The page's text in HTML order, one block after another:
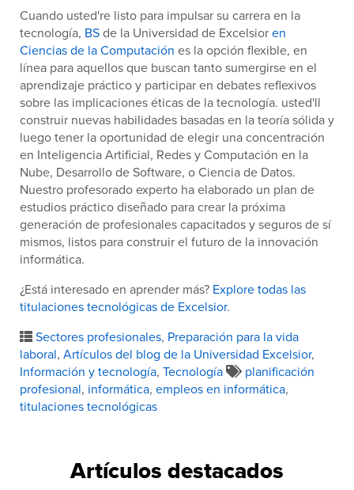
Cuando usted're listo para impulsar su carrera en la
tecnología, BSde la Universidad de Excelsioren
Ciencias de la Computación es la opción flexible, en
línea para aquellos que buscan tanto sumergirse en el
aprendizaje práctico y participar en debates reflexivos
sobre las implicaciones éticas de la tecnología. usted'll
construir nuevas habilidades basadas en la teoría sólida y
luego tener la oportunidad de elegir una concentración
en Inteligencia Artificial, Redes y Computación en la
Nube, Desarrollo de Software, o Ciencia de Datos.
Nuestro profesorado experto ha elaborado un plan de
estudios práctico diseñado para crear la próxima
generación de profesionales capacitados y seguros de sí
mismos, listos para construir el futuro de la innovación
informática.
¿Está interesado en aprender más? Explore todas las
titulaciones tecnológicas de Excelsior.
Sectores profesionales, Preparación para la vida
laboral, Artículos del blog de la Universidad Excelsior,
Información y tecnología, Tecnología
planificación
profesional, informática, empleos en informática,
titulaciones tecnológicas
Artículos destacados